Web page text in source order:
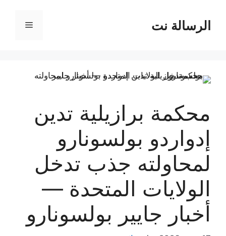
المحتوىالرسالة نت القائمة
محكمة برازيلية تدين
إدواردو بولسونارو
لمحاولته جذب تدخل
الولايات المتحدة —
أخبار جايير بولسونارو